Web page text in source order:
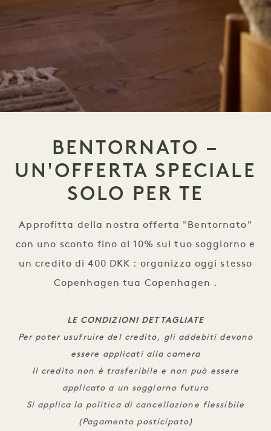
BENTORNATO –
UN'OFFERTA SPECIALE
SOLO PER TE
Approfitta della nostra offerta "Bentornato"
con uno sconto fino al 10% sul tuo soggiorno e
un credito di 400 DKK : organizza oggi stesso
Copenhagen tua Copenhagen .
LE CONDIZIONI DETTAGLIATE
Per poter usufruire del credito, gli addebiti devono
essere applicati alla camera
Il credito non è trasferibile e non può essere
applicato a un soggiorno futuro
Si applica la politica di cancellazione flessibile
(Pagamento posticipato)